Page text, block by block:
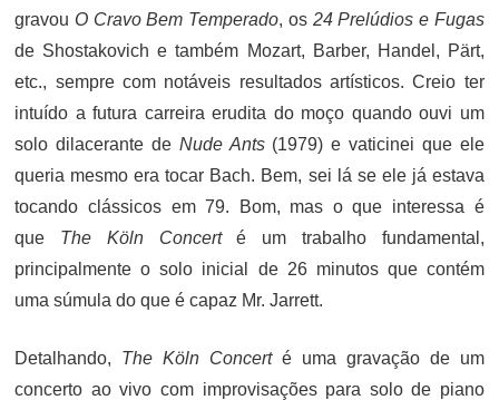
gravou O Cravo Bem Temperado, os 24 Prelúdios e Fugas
de Shostakovich e também Mozart, Barber, Handel, Pärt,
etc., sempre com notáveis resultados artísticos. Creio ter
intuído a futura carreira erudita do moço quando ouvi um
solo dilacerante de Nude Ants(1979) e vaticinei que ele
queria mesmo era tocar Bach. Bem, sei lá se ele já estava
tocando clássicos em 79. Bom, mas o que interessa é
que The Köln Concerté um trabalho fundamental,
principalmente o solo inicial de 26 minutos que contém
uma súmula do que é capaz Mr. Jarrett.
Detalhando, The Köln Concerté uma gravação de um
concerto ao vivo com improvisações para solo de piano